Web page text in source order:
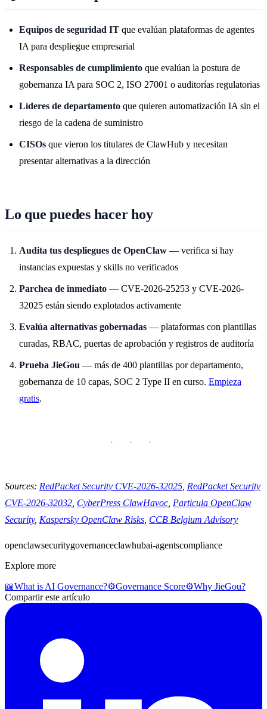
Equipos de seguridad IT que evalúan plataformas de agentes
IA para despliegue empresarial
Responsables de cumplimiento que evalúan la postura de
gobernanza IA para SOC 2, ISO 27001 o auditorías regulatorias
Líderes de departamento que quieren automatización IA sin el
riesgo de la cadena de suministro
CISOs que vieron los titulares de ClawHub y necesitan
presentar alternativas a la dirección
Lo que puedes hacer hoy
Audita tus despliegues de OpenClaw — verifica si hay
instancias expuestas y skills no verificados
Parchea de inmediato — CVE-2026-25253 y CVE-2026-
32025 están siendo explotados activamente
Evalúa alternativas gobernadas — plataformas con plantillas
curadas, RBAC, puertas de aprobación y registros de auditoría
Prueba JieGou — más de 400 plantillas por departamento,
gobernanza de 10 capas, SOC 2 Type II en curso. Empieza
gratis.
Sources: RedPacket Security CVE-2026-32025 RedPacket Security
CVE-2026-32032 CyberPress ClawHavoc Particula OpenClaw
Security, Kaspersky OpenClaw Risks CCB Belgium Advisory
openclawsecuritygovernanceclawhubai-agentscompliance
Explore more
📖What is AI Governance?⚙️Governance Score⚙️Why JieGou?
Compartir este artículo